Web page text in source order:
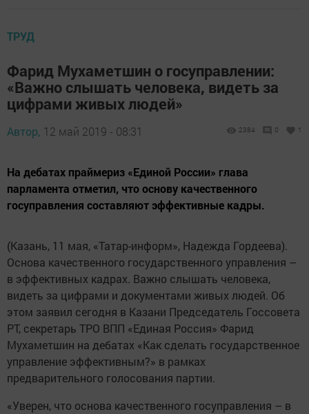
ТРУД
Фарид Мухаметшин о госуправлении:
«Важно слышать человека, видеть за
цифрами живых людей»
Автор, 12 май 2019 - 08:31 2384 0 1
На дебатах праймериз «Единой России» глава
парламента отметил, что основу качественного
госуправления составляют эффективные кадры.
(Казань, 11 мая, «Татар-информ», Надежда Гордеева).
Основа качественного государственного управления –
в эффективных кадрах. Важно слышать человека,
видеть за цифрами и документами живых людей. Об
этом заявил сегодня в Казани Председатель Госсовета
РТ, секретарь ТРО ВПП «Единая Россия» Фарид
Мухаметшин на дебатах «Как сделать государственное
управление эффективным?» в рамках
предварительного голосования партии.
«Уверен, что основа качественного госуправления – в